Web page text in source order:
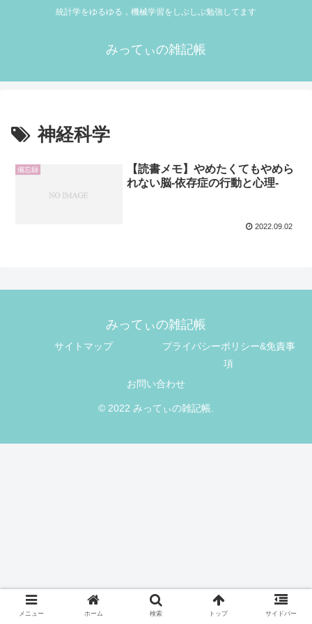
統計学をゆるゆる，機械学習をしぶしぶ勉強してます
みってぃの雑記帳
神経科学
備忘録
【読書メモ】やめたくてもやめら
れない脳-依存症の行動と心理-
2022.09.02
みってぃの雑記帳
サイトマップ
プライバシーポリシー&免責事
項
お問い合わせ
© 2022 みってぃの雑記帳.
メニュー ホーム 検索 トップ サイドバー